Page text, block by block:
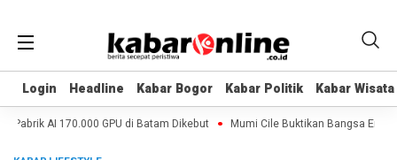
Login Headline Kabar Bogor Kabar Politik Kabar Wisata
Login Headline Kabar Bogor Kabar Politik Kabar Wisata
AI 170.000 GPU di Batam Dikebut Mumi Cile Buktikan Bangsa Eropa